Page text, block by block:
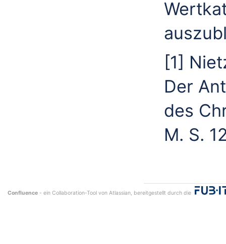
[1]
Der
des
M. S.
Confluence - ein Collaboration-Tool von Atlassian, bereitgestellt durch die